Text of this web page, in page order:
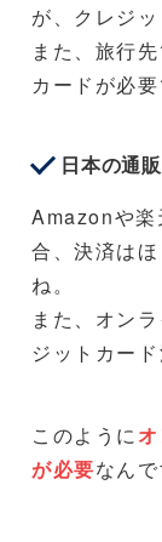
が、クレジ
また、旅行
カードが必要
日本の通
Amazonや楽
合、決済は
ね。
また、オン
ジットカード
このように
が必要なんで